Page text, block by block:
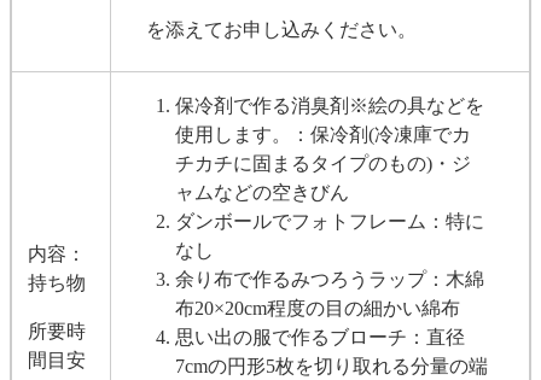
を添えてお申し込みください。
内容：
持ち物
所要時
間目安
保冷剤で作る消臭剤※絵の具などを
使用します。：保冷剤(冷凍庫でカ
チカチに固まるタイプのもの)・ジ
ャムなどの空きびん
ダンボールでフォトフレーム：特に
なし
余り布で作るみつろうラップ：木綿
布20×20cm程度の目の細かい綿布
思い出の服で作るブローチ：直径
7cmの円形5枚を切り取れる分量の端